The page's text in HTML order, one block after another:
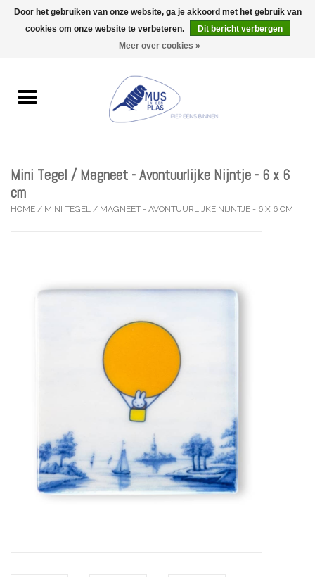
0 Artikelen - €0,00
Wenskaarten
Mini Tegel / Magneet - Avontuurlijke Nijntje - 6 x 6
cm
HOME / MINI TEGEL / MAGNEET - AVONTUURLIJKE NIJNTJE - 6 X 6 CM
Door het gebruiken van onze website, ga je akkoord met het gebruik van
cookies om onze website te verbeteren.
Dit bericht verbergen
Meer over cookies »
Wij zijn uitzonderlijk gesloten op Do 06/08 en Do 13/08